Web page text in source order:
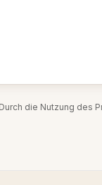
Durch die Nutzung des